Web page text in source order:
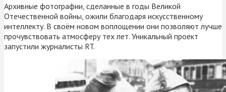
Архивные фотографии, сделанные в годы Великой
Отечественной войны, ожили благодаря искусственному
интеллекту. В своём новом воплощении они позволяют лучше
прочувствовать атмосферу тех лет. Уникальный проект
запустили журналисты RT.